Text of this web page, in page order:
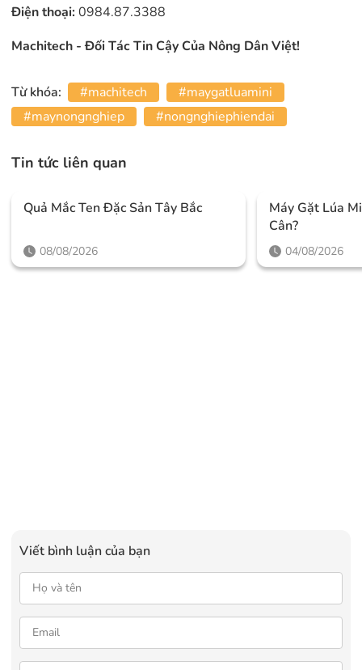
Điện thoại:0984.87.3388
Machitech - Đối Tác Tin Cậy Của Nông Dân Việt!
Từ khóa: #machitech
#maygatluamini
#maynongnghiep
#nongnghiephiendai
Tin tức liên quan
Quả Mắc Ten Đặc Sản Tây Bắc
08/08/2026
Máy Gặt Lúa
Cân?
04/08/2026
Viết bình luận của bạn